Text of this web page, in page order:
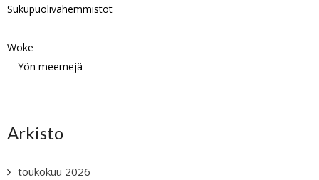
Sukupuolivähemmistöt
Woke
Yön meemejä
Arkisto
toukokuu 2026